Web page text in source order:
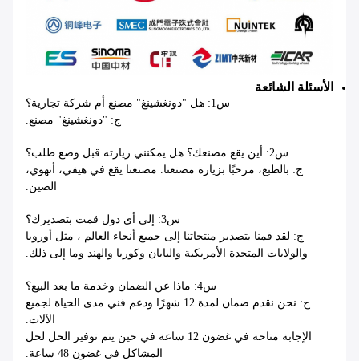
الأسئلة الشائعة
س1: هل "دونغشينغ" مصنع أم شركة تجارية؟
ج: "دونغشينغ" مصنع.
س2: أين يقع مصنعك؟ هل يمكنني زيارته قبل وضع طلب؟
ج: بالطبع، مرحبًا بزيارة مصنعنا. مصنعنا يقع في هيفي، أنهوي،
الصين.
س3: إلى أي دول قمت بتصديرك؟
ج: لقد قمنا بتصدير منتجاتنا إلى جميع أنحاء العالم ، مثل أوروبا
والولايات المتحدة الأمريكية واليابان وكوريا والهند وما إلى ذلك.
س4: ماذا عن الضمان وخدمة ما بعد البيع؟
ج: نحن نقدم ضمان لمدة 12 شهرًا ودعم فني مدى الحياة لجميع
الآلات.
الإجابة متاحة في غضون 12 ساعة في حين يتم توفير الحل لحل
المشاكل في غضون 48 ساعة.